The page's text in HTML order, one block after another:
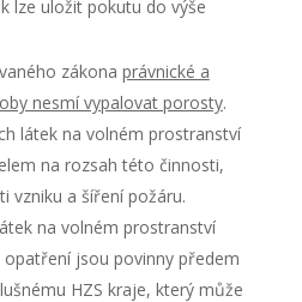
lze uložit pokutu do výše
zákona právnické a
nesmí vypalovat porosty.
látek na volném prostranství
na rozsah této činnosti,
vzniku a šíření požáru.
na volném prostranství
jsou povinny předem
HZS kraje, který může